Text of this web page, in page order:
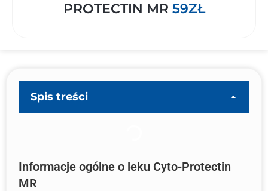
PROTECTIN MR 59ZŁ
Spis treści
Informacje ogólne o leku Cyto-Protectin
MR